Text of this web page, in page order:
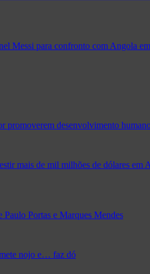
Messi para confronto com Angola
promoverem desenvolvimento
mais de mil milhões de dólares em
Paulo Portas e Marques Mendes
nojo e… faz dó